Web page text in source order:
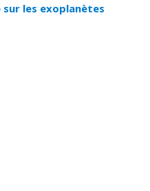
les exoplanètes